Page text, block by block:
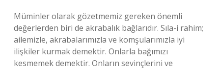
Müminler olarak gözetmemiz gereken önemli
değerlerden biri de akrabalık bağlarıdır. Sıla-i rahim;
ailemizle, akrabalarımızla ve komşularımızla iyi
ilişkiler kurmak demektir. Onlarla bağımızı
kesmemek demektir. Onların sevinçlerini ve